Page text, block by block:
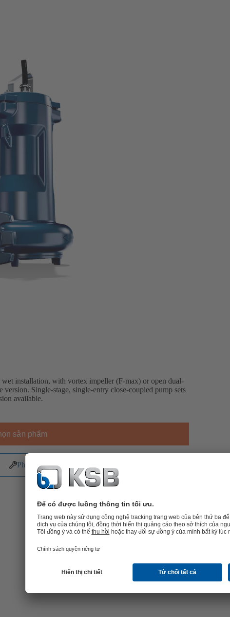
installation, with vortex impeller (F-max) or open dual-
Single-stage, single-entry close-coupled pump sets
available.
sản phẩm
Phụ tùng